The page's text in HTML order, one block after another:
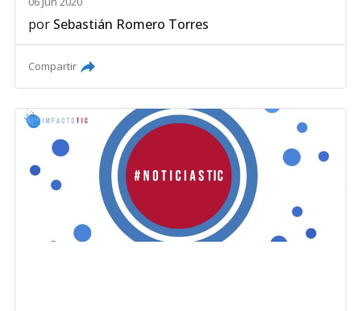
por Sebastián Romero Torres
Compartir